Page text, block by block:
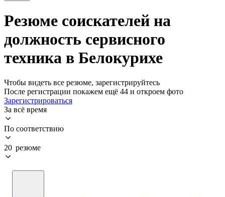
Резюме соискателей на
должность сервисного
техника в Белокурихе
Чтобы видеть все резюме, зарегистрируйтесь
После регистрации покажем ещё 44 и откроем фото
Зарегистрироваться
За всё время
По соответствию
20 резюме